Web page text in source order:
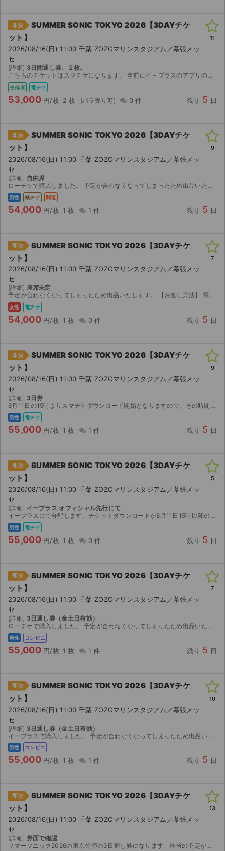
即決
SUMMER SONIC TOKYO 2026【3DAYチケ
ット】
2026/08/16(日) 11:00 千葉 ZOZOマリンスタジアム／幕張メッ
セ
[詳細] 3日間通し券、２枚。
こちらのチケットはスマチケになります。 事前にイ－プラスのアプリのインストールをお済ませください。 ご購入の場合にはイ－プラスのアプリに登録済みのメ－ルアドレス（複数枚ご購入の場合には複数人分...
主催者 電チケ
53,000 円/枚 2 枚 0 件 残り 5 日
11
即決
SUMMER SONIC TOKYO 2026【3DAYチケ
ット】
2026/08/16(日) 11:00 千葉 ZOZOマリンスタジアム／幕張メッ
セ
[詳細] 自由席
ローチケで購入しました。 予定が合わなくなってしまったため出品いたします。 【お渡し方法】 発券情報（予約番号など）をお知らせします。 【発券方法】 2026年8月7日（金）12:00から発券開...
男性 紙チケ 郵送
54,000 円/枚 1 枚 1 件 残り 5 日
9
即決
SUMMER SONIC TOKYO 2026【3DAYチケ
ット】
2026/08/16(日) 11:00 千葉 ZOZOマリンスタジアム／幕張メッ
セ
[詳細] 座席未定
予定が合わなくなってしまったため出品いたします。 【お渡し方法】 電子チケット（イープラス）にて分配いたします。 分配可能になり次第、取引連絡にてURLをお送りします。 【注意事...
女性 電チケ
54,000 円/枚 1 枚 0 件 残り 5 日
7
即決
SUMMER SONIC TOKYO 2026【3DAYチケ
ット】
2026/08/16(日) 11:00 千葉 ZOZOマリンスタジアム／幕張メッ
セ
[詳細] 3日券
8月11日の15時よりスマチケダウンロード開始となりますので、その時間に分配いたします。 ＊この値段で売れなかったら自分で参加するので値下げの予定はありません
男性 電チケ
55,000 円/枚 1 枚 1 件 残り 5 日
9
即決
SUMMER SONIC TOKYO 2026【3DAYチケ
ット】
2026/08/16(日) 11:00 千葉 ZOZOマリンスタジアム／幕張メッ
セ
[詳細] イープラス オフィシャル先行にて
イープラスにて分配します。チケットダウンロードが8月11日15時以降のため、可能な限り早く対応させていただきます。 値引きをご希望の方はコメントにてその旨をお伝えください。可能な範囲でお応えします。
男性 電チケ
55,000 円/枚 1 枚 0 件 残り 5 日
5
即決
SUMMER SONIC TOKYO 2026【3DAYチケ
ット】
2026/08/16(日) 11:00 千葉 ZOZOマリンスタジアム／幕張メッ
セ
[詳細] 3日通し券（金土日有効）
ローチケで購入しました。 予定が合わなくなってしまったため出品いたします。 【お渡し方法】 発券情報（予約番号など）をお知らせします。 【発券方法】 2026年8月7日（金）1...
男性 コンビニ
55,000 円/枚 1 枚 1 件 残り 5 日
7
即決
SUMMER SONIC TOKYO 2026【3DAYチケ
ット】
2026/08/16(日) 11:00 千葉 ZOZOマリンスタジアム／幕張メッ
セ
[詳細] 3日通し券（金土日有効）
イープラスで購入しました。 予定が合わなくなってしまったため出品いたします。 【お渡し方法】 発券情報（13桁の払込票番号）をお知らせします。 【発券方法】 2026年8月11...
男性 コンビニ
55,000 円/枚 1 枚 1 件 残り 5 日
10
即決
SUMMER SONIC TOKYO 2026【3DAYチケ
ット】
2026/08/16(日) 11:00 千葉 ZOZOマリンスタジアム／幕張メッ
セ
[詳細] 券面で確認
サマーソニック2026の東京公演の3日通し券になります。帰省の予定が入り行けなくなったので出品しました。主催者先行で取りました、8月7日15時からダウンロード開始になりますので、それ以降のお渡し...
13